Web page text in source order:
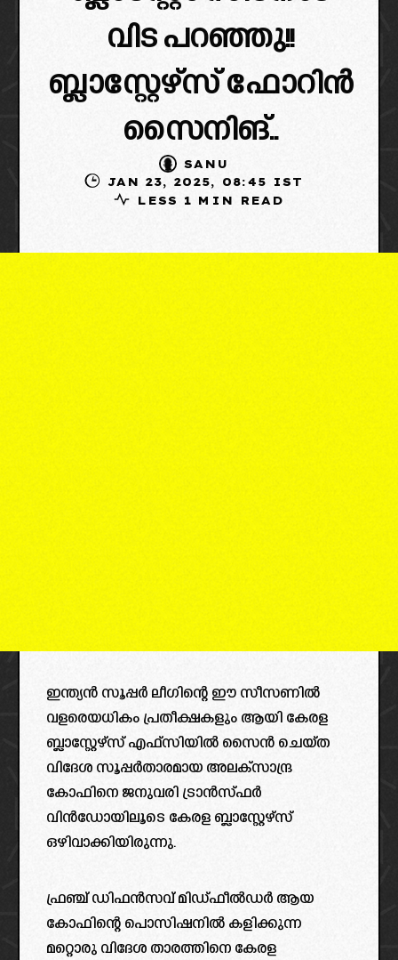
വിട പറഞ്ഞു!!
ബ്ലാസ്റ്റേഴ്‌സ് ഫോറിൻ
സൈനിങ്..
SANU
JAN 23, 2025, 08:45 IST
LESS 1 MIN READ
ഇന്ത്യൻ സൂപ്പർ ലീഗിന്റെ ഈ സീസണിൽ
വളരെയധികം പ്രതീക്ഷകളും ആയി കേരള
ബ്ലാസ്റ്റേഴ്സ് എഫ്സിയിൽ സൈൻ ചെയ്ത
വിദേശ സൂപ്പർതാരമായ അലക്സാന്ദ്ര
കോഫിനെ ജനുവരി ട്രാൻസ്ഫർ
വിൻഡോയിലൂടെ കേരള ബ്ലാസ്റ്റേഴ്സ്
ഒഴിവാക്കിയിരുന്നു.
ഫ്രഞ്ച് ഡിഫൻസവ് മിഡ്ഫീൽഡർ ആയ
കോഫിന്റെ പൊസിഷനിൽ കളിക്കുന്ന
മറ്റൊരു വിദേശ താരത്തിനെ കേരള